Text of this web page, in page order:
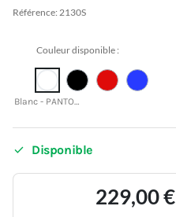
Référence: 2130S
Couleur disponible :
Blanc - PANTONE 11-0601 TCX
 Disponible
229,00 €